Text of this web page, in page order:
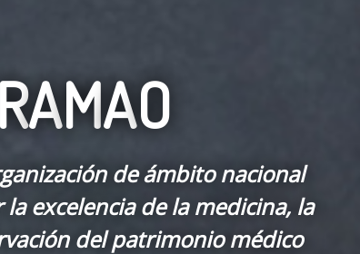
RAMAO
de ámbito nacional
excelencia de la medicina, la
del patrimonio médico